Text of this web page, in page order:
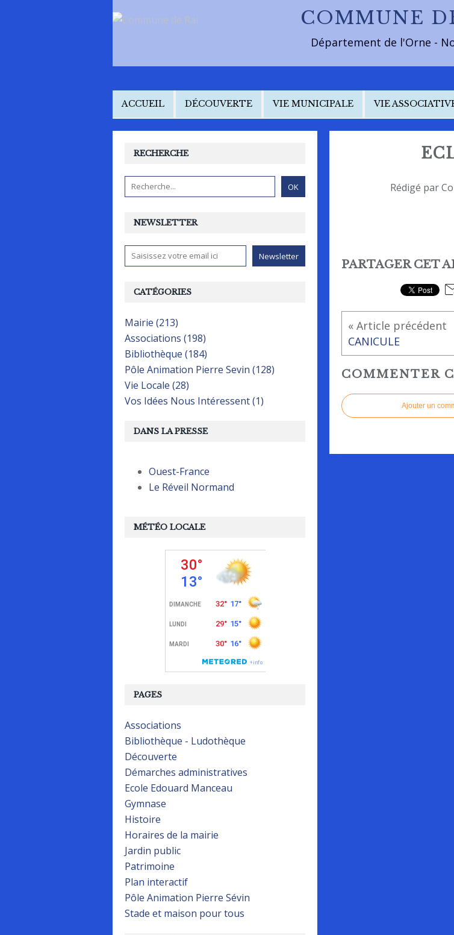
COMMUNE
Département de l'Orne -
ACCUEIL DÉCOUVERTE VIE MUNICIPALE VIE
Rédigé par
PARTAGER CET
« Article précédent
CANICULE
COMMENTER
Ajouter un
NEWSLETTER
RECHERCHE
PAGES
Associations
Bibliothèque - Ludothèque
Découverte
Démarches administratives
Ecole Edouard Manceau
Gymnase
Histoire
Horaires de la mairie
Jardin public
Patrimoine
Plan interactif
Pôle Animation Pierre Sévin
Stade et maison pour tous
CATÉGORIES
Mairie (213)
Associations (198)
Bibliothèque (184)
Pôle Animation Pierre Sevin (128)
Vie Locale (28)
Vos Idées Nous Intéressent (1)
MÉTÉO LOCALE
DANS LA PRESSE
Ouest-France
Le Réveil Normand